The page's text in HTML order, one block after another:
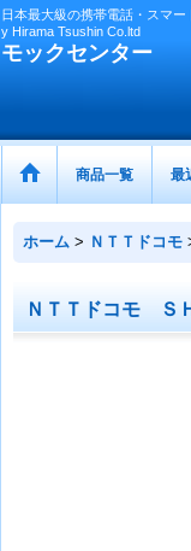
日本最大級の携帯電話・スマ
y Hirama Tsushin Co.ltd
モックセンター
商品一覧 最
ホーム > ＮＴＴドコモ
ＮＴＴドコモ